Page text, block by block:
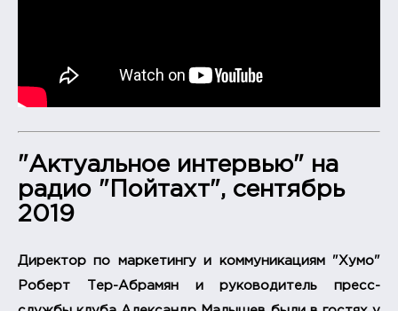
"Актуальное интервью" на
радио "Пойтахт", сентябрь
2019
Директор по маркетингу и коммуникациям "Хумо"
Роберт Тер-Абрамян и руководитель пресс-